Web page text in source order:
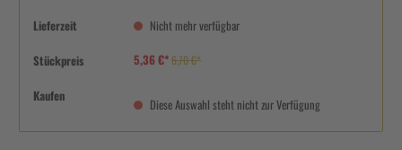
Lieferzeit Nicht mehr verfügbar
Stückpreis 5,36 €*6,70 €*
Kaufen
Diese Auswahl steht nicht zur Verfügung